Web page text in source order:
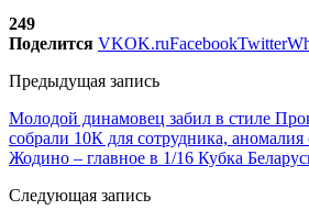
249
Поделится VKOK.ruFacebookTwitter
Предыдущая запись
Молодой динамовец забил в стиле
собрали 10К для сотрудника, аномалия
Жодино – главное в 1/16 Кубка
Следующая запись